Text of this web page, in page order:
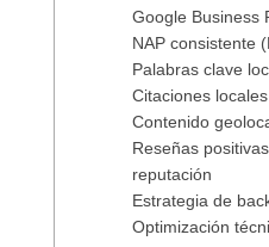
Google Business
NAP consistente
Palabras clave
Citaciones locales
Contenido
Reseñas
reputación
Estrategia de
Optimización